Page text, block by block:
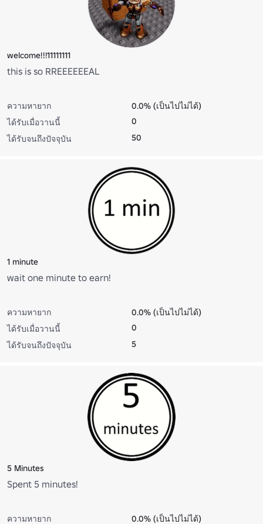
welcome!!!11111111
this is so RREEEEEEAL
ความหายาก
0.0% (เป็นไปไม่ได้)
ได้รับเมื่อวานนี้
0
ได้รับจนถึงปัจจุบัน
50
1 minute
wait one minute to earn!
ความหายาก
0.0% (เป็นไปไม่ได้)
ได้รับเมื่อวานนี้
0
ได้รับจนถึงปัจจุบัน
5
5 Minutes
Spent 5 minutes!
ความหายาก 0.0% (เป็นไปไม่ได้)